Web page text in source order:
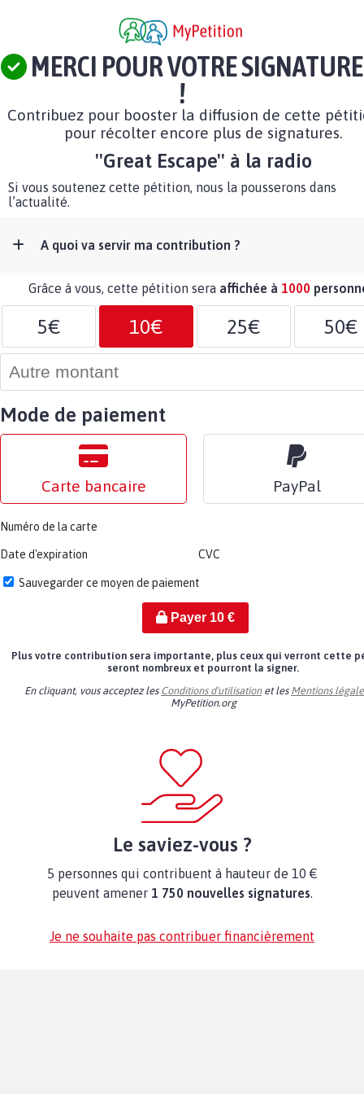
MERCI POUR VOTRE SIGNATURE
!
Contribuez pour booster la diffusion de cette
pour récolter encore plus de signatures.
''Great Escape'' à la radio
Si vous soutenez cette pétition, nous la pousserons dans
l’actualité.
A quoi va servir ma contribution ?
Grâce à vous, cette pétition sera affichée à 1000
5€ 10€ 25€ 50€
Mode de paiement
Carte bancaire PayPal
Numéro de la carte
Date d'expiration CVC
Sauvegarder ce moyen de paiement
Payer 10€
Plus votre contribution sera importante, plus ceux qui verront cette
seront nombreux et pourront la signer.
En cliquant, vous acceptez les Conditions d'utilisationet les Mentions
MyPetition.org
Le saviez-vous ?
5 personnes qui contribuent à hauteur de 10 €
peuvent amener 1 750 nouvelles signatures.
Je ne souhaite pas contribuer financièrement